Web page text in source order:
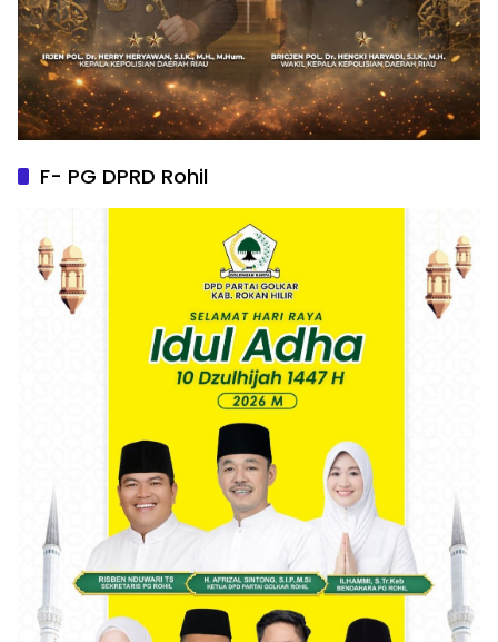
F- PG DPRD Rohil